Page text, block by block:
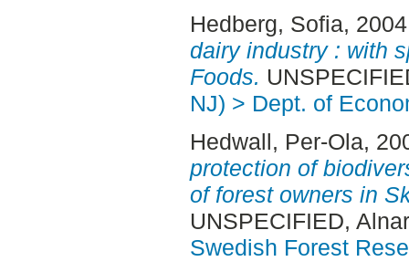
Hedberg, Sofia,
dairy industry : with
Foods.
NJ) > Dept. of
Hedwall, Per-Ola,
protection of
of forest owners in
UNSPECIFIED,
Swedish Forest